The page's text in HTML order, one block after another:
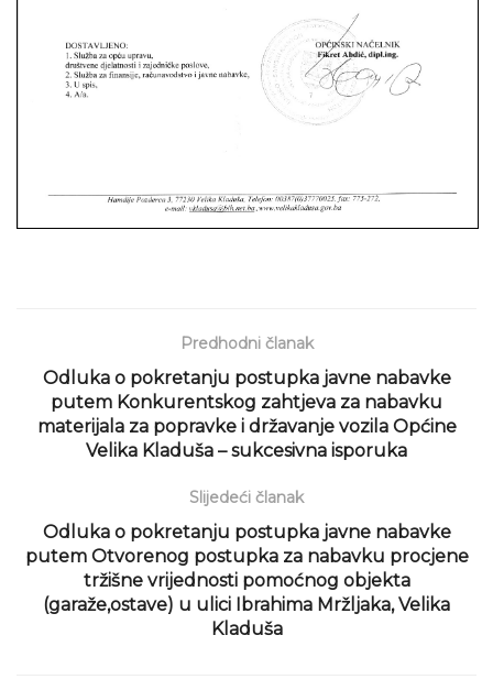
Predhodni članak
Odluka o pokretanju postupka javne nabavke
putem Konkurentskog zahtjeva za nabavku
materijala za popravke i državanje vozila Općine
Velika Kladuša – sukcesivna isporuka
Slijedeći članak
Odluka o pokretanju postupka javne nabavke
putem Otvorenog postupka za nabavku procjene
tržišne vrijednosti pomoćnog objekta
(garaže,ostave) u ulici Ibrahima Mržljaka, Velika
Kladuša